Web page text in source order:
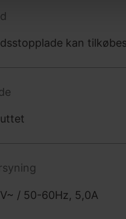
kan
/ 50-60Hz, 5,0A